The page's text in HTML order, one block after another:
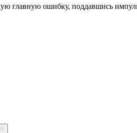
главную ошибку, поддавшись